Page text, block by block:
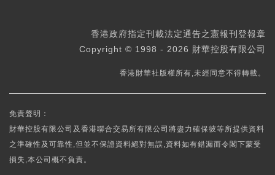
香港政府指定刊載法定通告之憲報刊登報章
Copyright © 1998 - 2026 財華控股有限公司
香港財華社版權所有,未經同意不得轉載。
免責聲明：
財華控股有限公司及香港聯合交易所有限公司將盡力確保彼等所提供資料
之準確性及可靠性,但並不保證資料絕對無誤,資料如有錯漏而令閣下蒙受
損失,本公司概不負責。